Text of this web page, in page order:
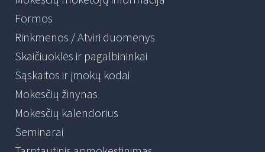
Formos
Rinkmenos / Atviri duomenys
Skaičiuoklės ir pagalbininkai
Sąskaitos ir įmokų kodai
Mokesčių žinynas
Mokesčių kalendorius
Seminarai